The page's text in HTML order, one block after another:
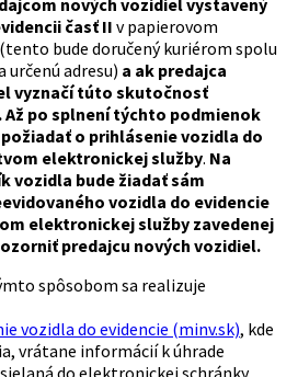
nových vozidiel vystavený
časť II v papierovom
bude doručený kuriérom spolu
určenú adresu) a ak predajca
vyznačí túto skutočnosť
po splnení týchto podmienok
o prihlásenie vozidla do
elektronickej služby. Na
vozidla bude žiadať sám
vozidla do evidencie
elektronickej služby zavedenej
predajcu nových vozidiel.
spôsobom sa realizuje
vozidla do evidencie (minv.sk), kde
vrátane informácií k úhrade